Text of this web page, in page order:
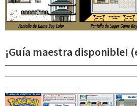
¡Guía maestra disponible!